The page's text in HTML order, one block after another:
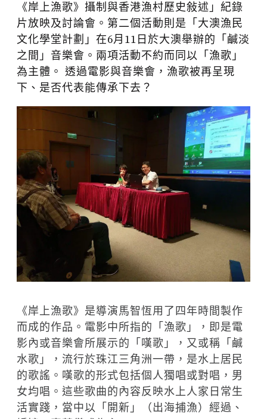
《岸上漁歌》攝制與香港漁村歷史敍述」紀錄
片放映及討論會。第二個活動則是「大澳漁民
文化學堂計劃」在6月11日於大澳舉辦的「鹹淡
之間」音樂會。兩項活動不約而同以「漁歌」
為主體。 透過電影與音樂會，漁歌被再呈現
下、是否代表能傳承下去？
《岸上漁歌》是導演馬智恆用了四年時間製作
而成的作品。電影中所指的「漁歌」，即是電
影內或音樂會所展示的「嘆歌」，又或稱「鹹
水歌」，流行於珠江三角洲一帶，是水上居民
的歌謠。嘆歌的形式包括個人獨唱或對唱，男
女均唱。這些歌曲的內容反映水上人家日常生
活實踐，當中以「開新」（出海捕漁）經過、